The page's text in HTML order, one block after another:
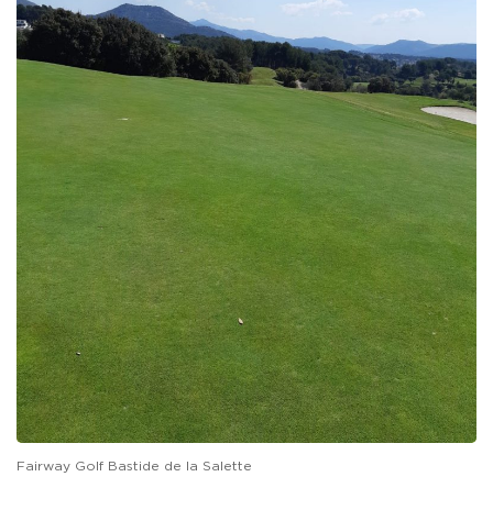
Fairway Golf Bastide de la Salette